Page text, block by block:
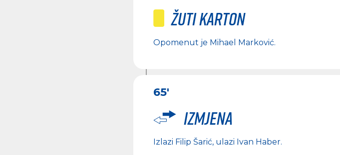
Žuti karton
Opomenut je Mihael Marković.
65'
Izmjena
Izlazi Filip Šarić, ulazi Ivan Haber.